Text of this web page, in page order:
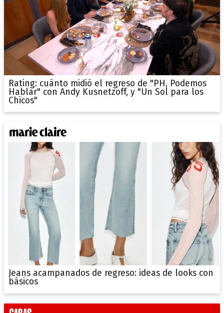
Rating: cuánto midió el regreso de "PH, Podemos
Hablar" con Andy Kusnetzoff, y "Un Sol para los
Chicos"
Jeans acampanados de regreso: ideas de looks con
básicos